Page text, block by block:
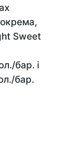
Sweet
бар. і
бар.